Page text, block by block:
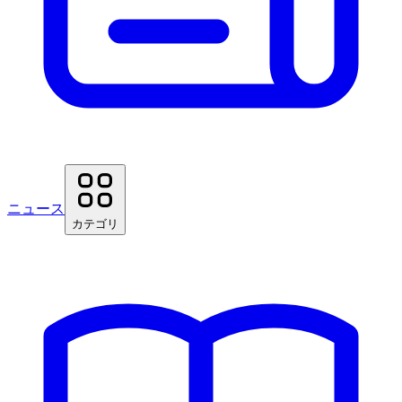
ニュース
カテゴリ